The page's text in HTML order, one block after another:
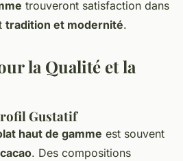
trouveront satisfaction dans
tradition et modernité.
la Qualité et la
Gustatif
haut de gamme est souvent
. Des compositions